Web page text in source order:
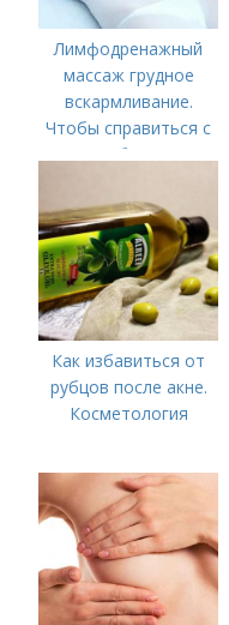
Лимфодренажный
массаж грудное
вскармливание.
Чтобы справиться с
нагрубанием,
предпринять
следующие действия:
Как избавиться от
рубцов после акне.
Косметология